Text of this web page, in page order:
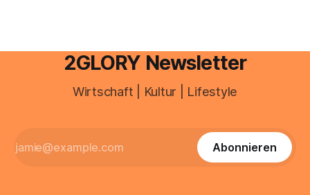
2GLORY Newsletter
Wirtschaft | Kultur | Lifestyle
Abonnieren